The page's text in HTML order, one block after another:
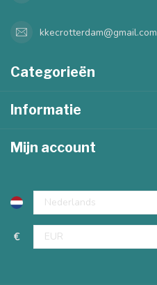
kkecrotterdam@gmail.com
Categorieën
Informatie
Mijn account
€